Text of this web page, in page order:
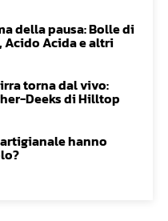
della pausa: Bolle di
Acida e altri
torna dal vivo:
Deeks di Hilltop
hanno